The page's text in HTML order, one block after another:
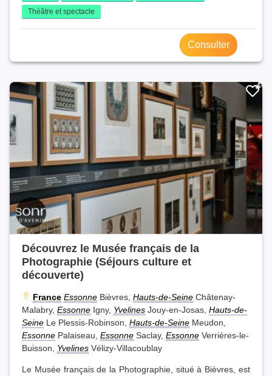
Théâtre et spectacle
Consulter
Découvrez le Musée français de la
Photographie (Séjours culture et
découverte)
France Essonne Bièvres, Hauts-de-Seine Châtenay-
Malabry, Essonne Igny, Yvelines Jouy-en-Josas, Hauts-de-
Seine Le Plessis-Robinson, Hauts-de-Seine Meudon,
Essonne Palaiseau, Essonne Saclay, Essonne Verrières-le-
Buisson, Yvelines Vélizy-Villacoublay
Le Musée français de la Photographie, situé à Bièvres, est